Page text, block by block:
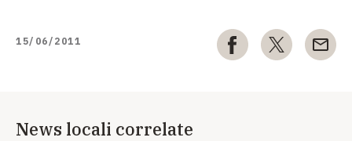
15/06/2011
News locali correlate